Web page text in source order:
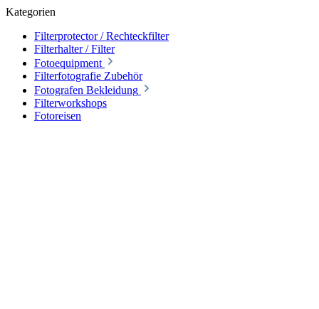
Kategorien
Filterprotector / Rechteckfilter
Filterhalter / Filter
Fotoequipment
Filterfotografie Zubehör
Fotografen Bekleidung
Filterworkshops
Fotoreisen